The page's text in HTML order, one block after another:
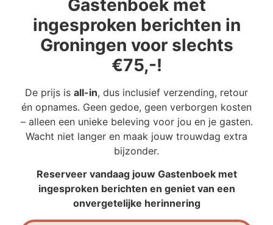
Gastenboek met
ingesproken berichten in
Groningen voor slechts
€75,-!
De prijs is all-in, dus inclusief verzending, retour
én opnames. Geen gedoe, geen verborgen kosten
– alleen een unieke beleving voor jou en je gasten.
Wacht niet langer en maak jouw trouwdag extra
bijzonder.
Reserveer vandaag jouw Gastenboek met
ingesproken berichten en geniet van een
onvergetelijke herinnering